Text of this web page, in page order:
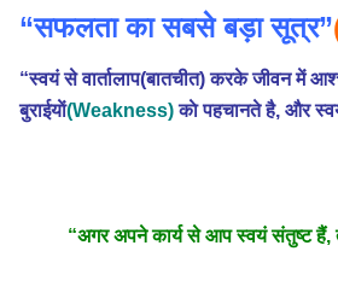
“सफलता का सबसे बड़ा सूत्र”
“स्वयं से वार्तालाप(बातचीत) करके जीवन में
बुराईयाें(Weakness)काे पहचानते है, और
“अगर अपने कार्य से आप स्वयं संतुष्ट हैं,